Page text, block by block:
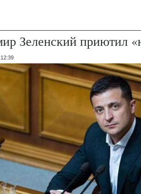
Зеленский приютил